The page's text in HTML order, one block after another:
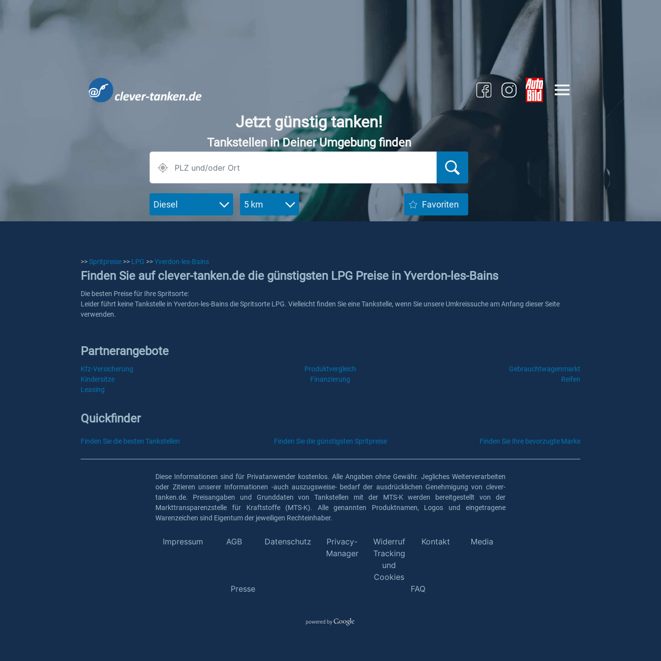
Jetzt günstig tanken!
Tankstellen in Deiner Umgebung finden
Diesel 5 km Favoriten
>>Spritpreise >> LPG >>Yverdon-les-Bains
Finden Sie auf clever-tanken.de die günstigsten LPG Preise in Yverdon-les-Bains
Die besten Preise für Ihre Spritsorte:
Leider führt keine Tankstelle in Yverdon-les-Bains die Spritsorte LPG. Vielleicht finden Sie eine Tankstelle, wenn Sie unsere Umkreissuche am Anfang dieser Seite
verwenden.
Partnerangebote
Kfz-Versicherung Produktvergleich
Gebrauchtwagenmarkt
Kindersitze
Finanzierung
Reifen
Leasing
Quickfinder
Finden Sie die besten Tankstellen Finden Sie die günstigsten Spritpreise Finden Sie Ihre bevorzugte Marke
Diese Informationen sind für Privatanwender kostenlos. Alle Angaben ohne Gewähr. Jegliches Weiterverarbeiten
oder Zitieren unserer Informationen -auch auszugsweise- bedarf der ausdrücklichen Genehmigung von clever-
tanken.de. Preisangaben und Grunddaten von Tankstellen mit der MTS-K werden bereitgestellt von der
Markttransparenzstelle für Kraftstoffe (MTS-K). Alle genannten Produktnamen, Logos und eingetragene
Warenzeichen sind Eigentum der jeweiligen Rechteinhaber.
Impressum AGB Datenschutz
Privacy-
Manager
Widerruf
Tracking
und
Cookies
Kontakt Media
Presse FAQ